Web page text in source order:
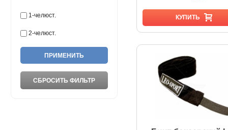
1-челюст.
2-челюст.
КУПИТЬ